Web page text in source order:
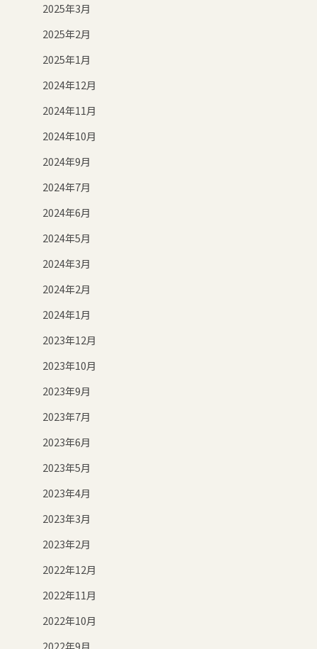
2025年3月
2025年2月
2025年1月
2024年12月
2024年11月
2024年10月
2024年9月
2024年7月
2024年6月
2024年5月
2024年3月
2024年2月
2024年1月
2023年12月
2023年10月
2023年9月
2023年7月
2023年6月
2023年5月
2023年4月
2023年3月
2023年2月
2022年12月
2022年11月
2022年10月
2022年9月